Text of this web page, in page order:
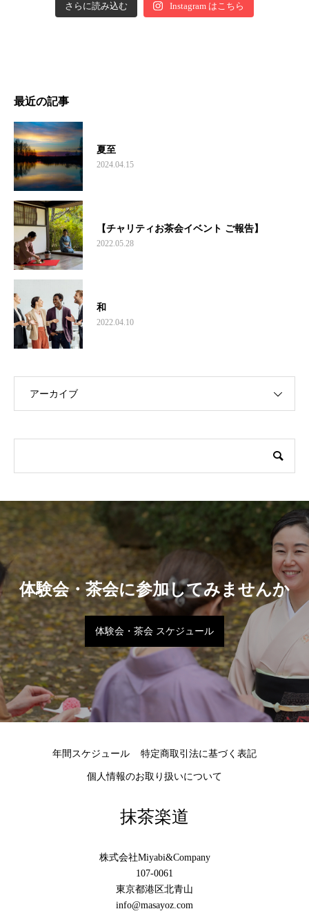
さらに読み込む Instagram はこちら
最近の記事
夏至
2024.04.15
【チャリティお茶会イベント ご報告】
2022.05.28
和
2022.04.10
アーカイブ
体験会・茶会に参加してみませんか
体験会・茶会 スケジュール
年間スケジュール 特定商取引法に基づく表記
個人情報のお取り扱いについて
抹茶楽道
株式会社Miyabi&Company
107-0061
東京都港区北青山
info@masayoz.com